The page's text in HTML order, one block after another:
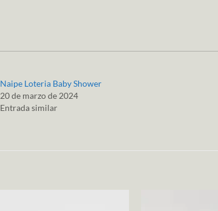
Naipe Loteria Baby Shower
20 de marzo de 2024
Entrada similar